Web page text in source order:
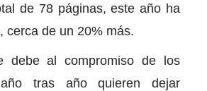
de 78 páginas, este año ha
cerca de un 20% más.
debe al compromiso de los
tras año quieren dejar